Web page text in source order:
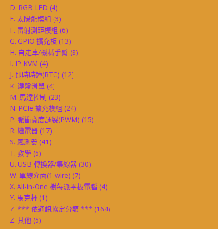
D. RGB LED (4)
E. 太陽能模組 (3)
F. 雷射測距模組 (6)
G. GPIO 擴充板 (13)
H. 自走車/機械手臂 (8)
I. IP KVM (4)
J. 即時時鐘(RTC) (12)
K. 鍵盤滑鼠 (4)
M. 馬達控制 (23)
N. PCIe 擴充模組 (24)
P. 脈衝寬度調製(PWM) (15)
R. 繼電器 (17)
S. 感測器 (41)
T. 教學 (6)
U. USB 轉換器/集線器 (30)
W. 單線介面(1-wire) (7)
X. All-in-One 樹莓派平板電腦 (4)
Y. 馬克杯 (1)
Z. *** 依通訊協定分類 *** (164)
Z. 其他 (6)